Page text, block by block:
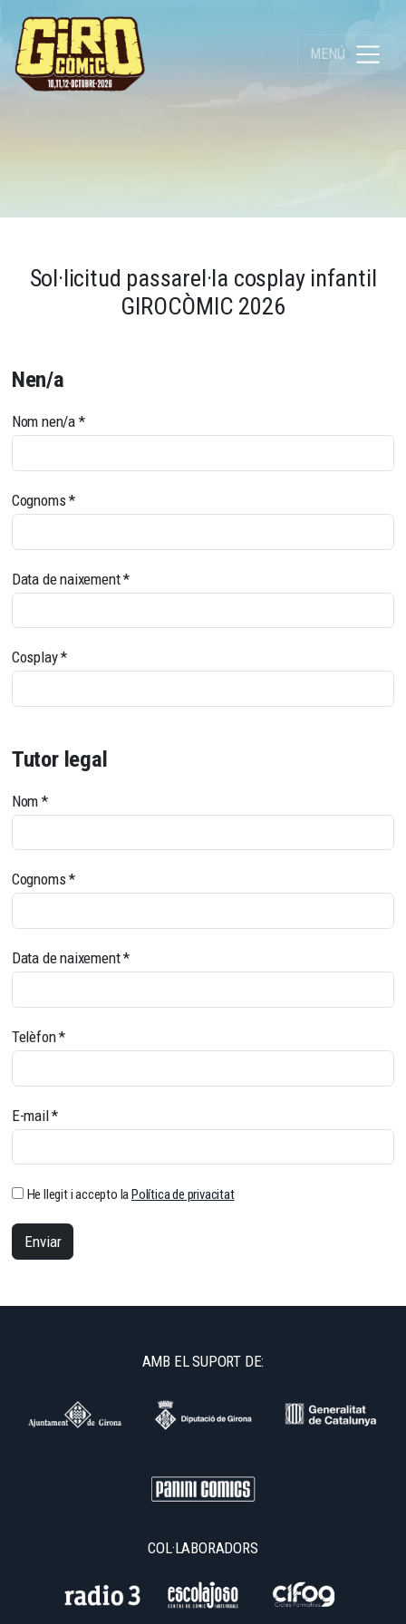
MENÚ
Sol·licitud passarel·la cosplay infantil
GIROCÒMIC 2026
Nen/a
Nom nen/a *
Cognoms*
Data de naixement*
Cosplay*
Tutor legal
Nom *
Cognoms*
Data de naixement*
Telèfon*
E-mail*
He llegit i accepto laPolítica de privacitat
Enviar
AMB EL SUPORT DE:
COL·LABORADORS